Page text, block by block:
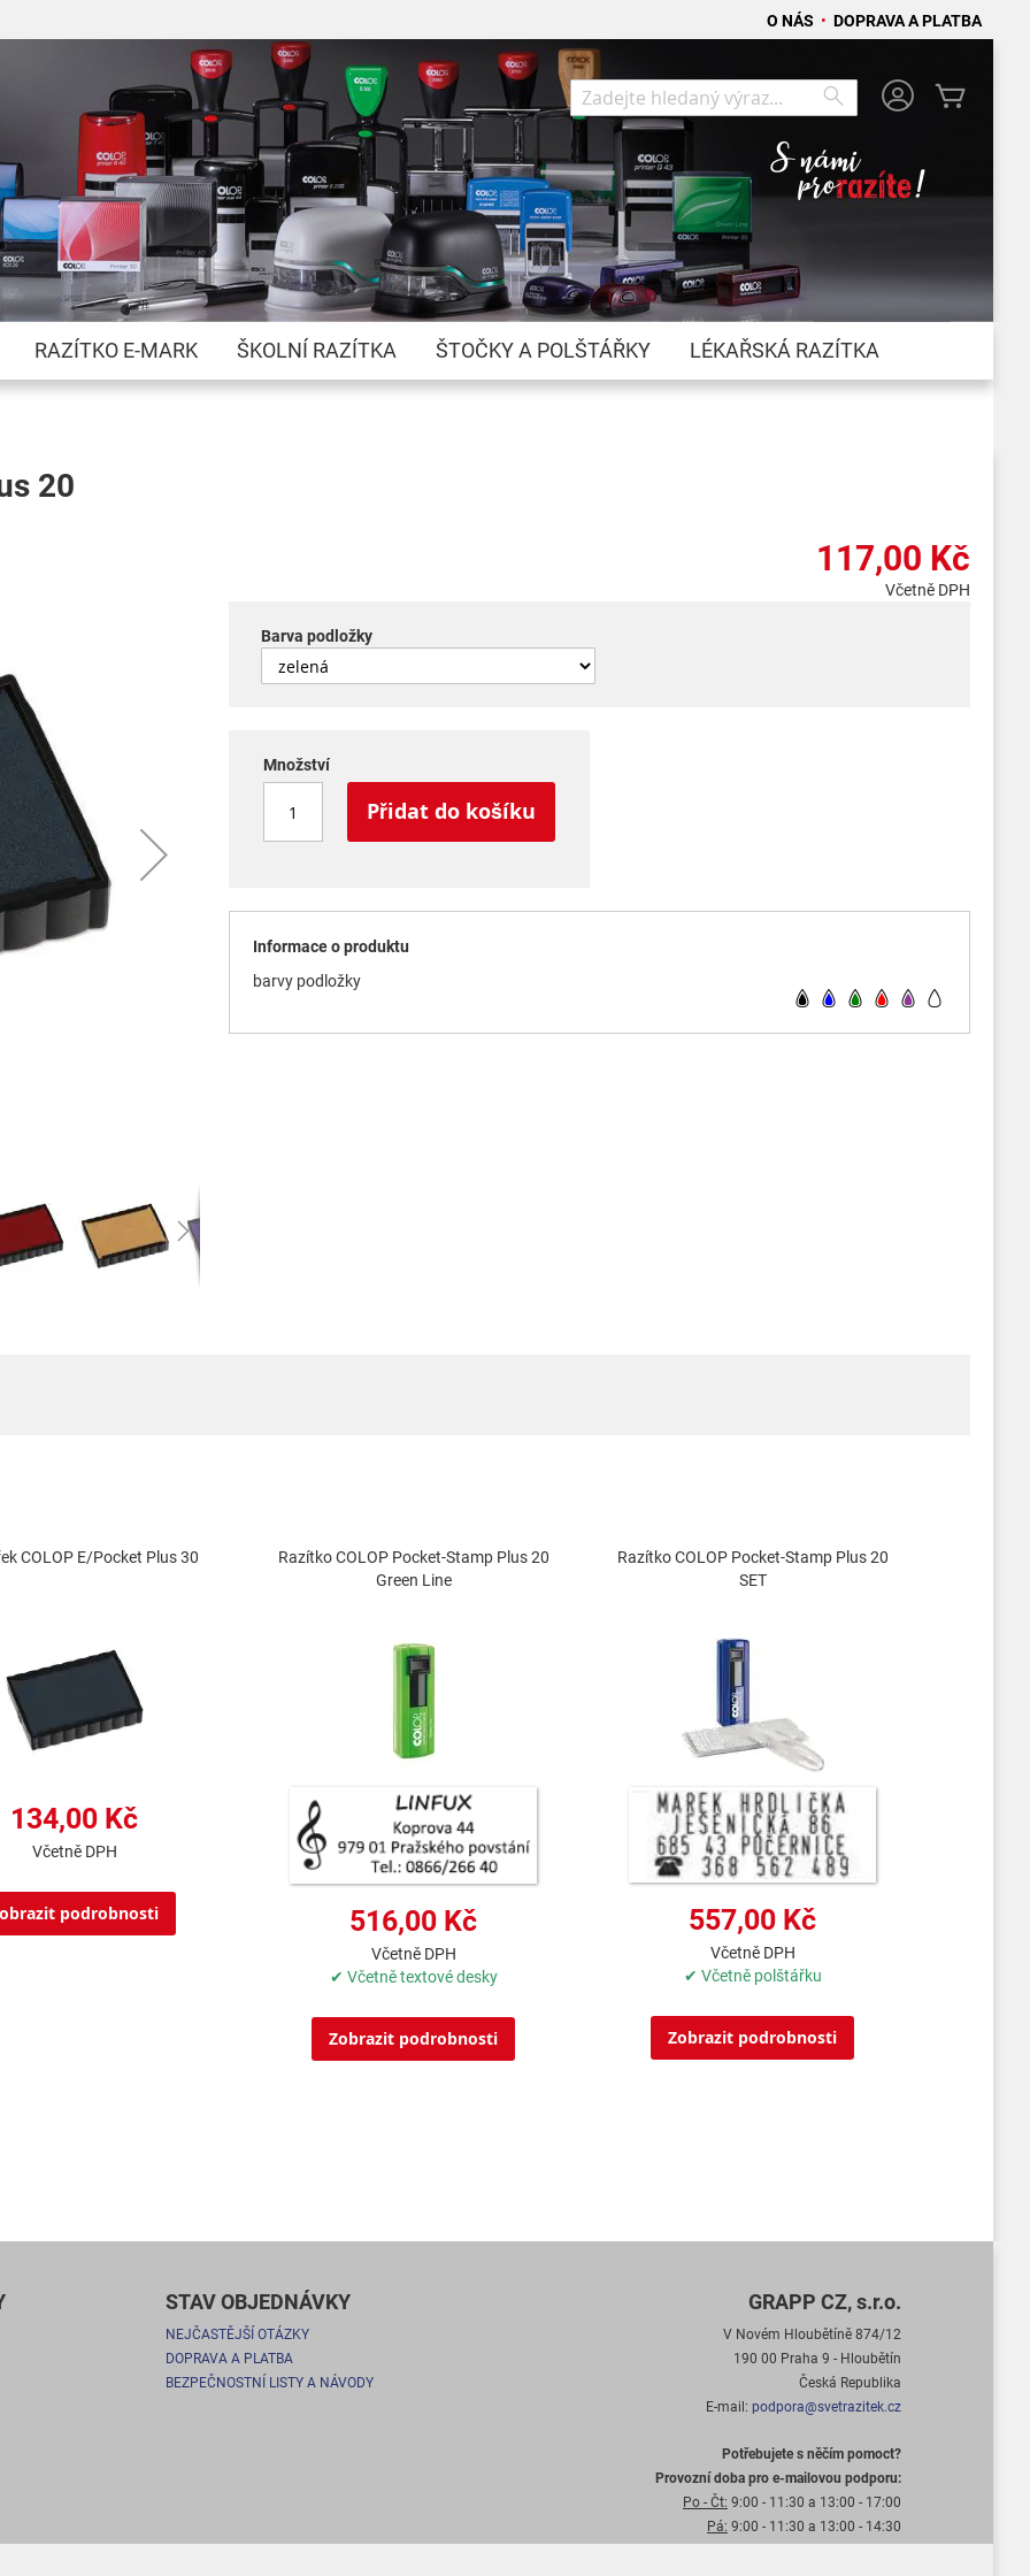
O NÁS • DOPRAVA A PLATBA
Přejít
na
obsah
Search
Search
RAZÍTKO E-MARK ŠKOLNÍ RAZÍTKA ŠTOČKY A POLŠTÁŘKY LÉKAŘSKÁ RAZÍTKA
20
117,00 Kč
Včetně DPH
Barva podložky
Množství
Přidat do košíku
Informace o produktu
barvy podložky
COLOP E/Pocket Plus 30
134,00 Kč
Včetně DPH
podrobnosti
Razítko COLOP Pocket-Stamp Plus 20
Green Line
516,00 Kč
Včetně DPH
✔ Včetně textové desky
Zobrazit podrobnosti
Razítko COLOP Pocket-Stamp Plus 20
SET
557,00 Kč
Včetně DPH
✔ Včetně polštářku
Zobrazit podrobnosti
STAV OBJEDNÁVKY
NEJČASTĚJŠÍ OTÁZKY
DOPRAVA A PLATBA
BEZPEČNOSTNÍ LISTY A NÁVODY
GRAPP CZ, s.r.o.
V Novém Hloubětíně 874/12
190 00 Praha 9 - Hloubětín
Česká Republika
E-mail: podpora@svetrazitek.cz
Potřebujete s něčím pomoct?
Provozní doba pro e-mailovou podporu:
Po - Čt: 9:00 - 11:30 a 13:00 - 17:00
Pá: 9:00 - 11:30 a 13:00 - 14:30